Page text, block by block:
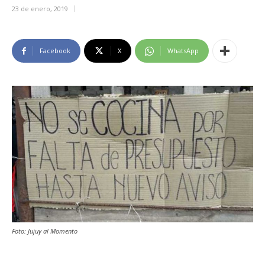
23 de enero, 2019
Facebook X WhatsApp
Foto: Jujuy al Momento